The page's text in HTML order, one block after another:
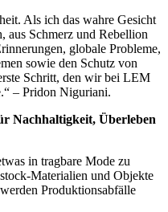
Als ich das wahre Gesicht
aus Schmerz und Rebellion
globale Probleme,
sowie den Schutz von
Schritt, den wir bei LEM
– Pridon Niguriani.
Nachhaltigkeit, Überleben
in tragbare Mode zu
Materialien und Objekte
Produktionsabfälle